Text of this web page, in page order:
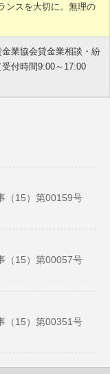
ンスを大切に。無理の
業協会貸金業相談・紛
受付時間9:00～17:00
（15）第00159号
（15）第00057号
（15）第00351号